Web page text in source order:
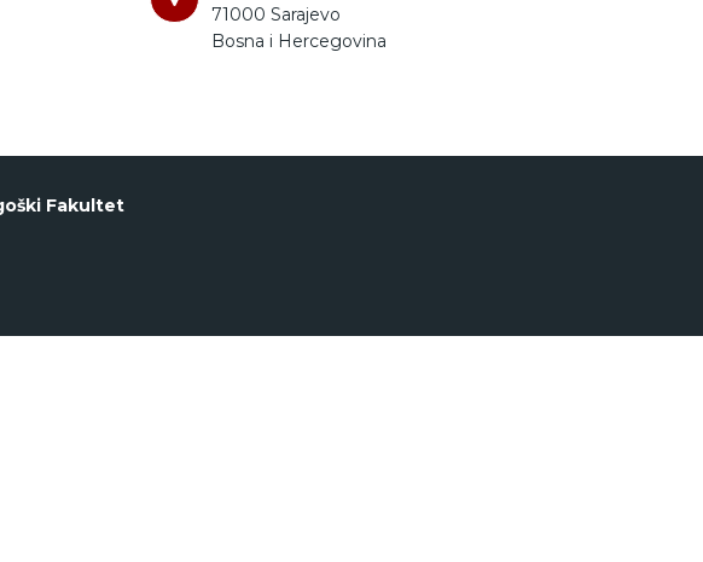
71000 Sarajevo
Bosna i Hercegovina
Fakultet